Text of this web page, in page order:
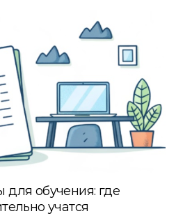
обучения: где
учатся